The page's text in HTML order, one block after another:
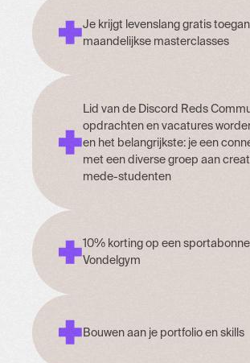
Je krijgt levenslang gratis
maandelijkse masterclasses
Lid van de Discord Reds
opdrachten en vacatures
en het belangrijkste: je een
met een diverse groep aan
mede-studenten
10% korting op een
Vondelgym
Bouwen aan je portfolio en skills